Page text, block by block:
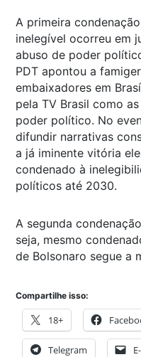
A primeira
inelegível ocorreu em
abuso de poder
PDT apontou a
embaixadores em
pela TV Brasil como
poder político. No
difundir narrativas
a já iminente vitória
condenado à
políticos até 2030.
A segunda
seja, mesmo
de Bolsonaro segue a
Compartilhe isso:
18+
Telegram